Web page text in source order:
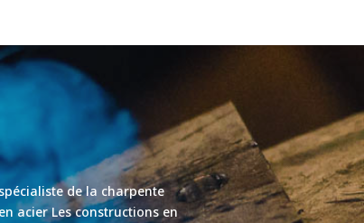
de la charpente
acier Les constructions en